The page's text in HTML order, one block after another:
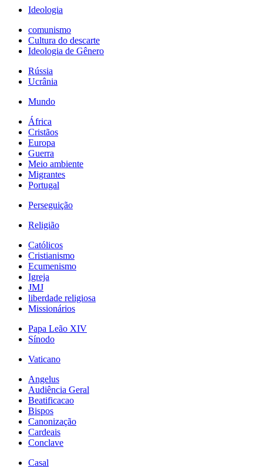
Ideologia
comunismo
Cultura do descarte
Ideologia de Gênero
Rússia
Ucrânia
Mundo
África
Cristãos
Europa
Guerra
Meio ambiente
Migrantes
Portugal
Perseguição
Religião
Católicos
Cristianismo
Ecumenismo
Igreja
JMJ
liberdade religiosa
Missionários
Papa Leão XIV
Sínodo
Vaticano
Angelus
Audiência Geral
Beatificacao
Bispos
Canonização
Cardeais
Conclave
Casal